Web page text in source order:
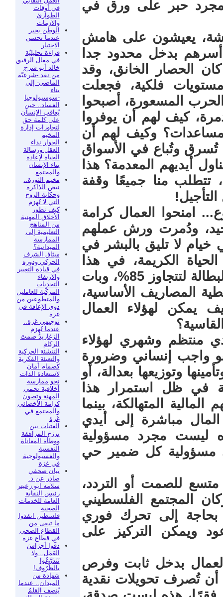
في أوقات
الطوارئ
والازمات
الوطن بخير
عندما نحسن
الاختيار
قراءة تحليليّة
في مقال الرفيق
خالد أبو شرخ
من نقد -شرعيّة
الماضي- إلى
بناء
-سوسيولوجيا
الفساد.. حين
يُعاقب الإنسان
على كلمة حق
لتجاوزات إدارة
المخيم
الحوار نداء
العقل ورسالة
الحياة لإعادة
بناء الإنسان
والمجتمع
مخيم الثورة..
نبض الذاكرة
وحكاية الروح
التي لا تُهزم
كيف نطور
الأخلاق المهنية
من المناهج
التعليمية إلى
الممارسة
الميدانية؟
ميثاق الشرف
الحركي ودوره
في قيادة التغيير
والارتقاء
التحديات
المركّبة للعاملين
والمتطوعين من
ذوي الإعاقة في
غزة
توجيهي غزة..
عندما تُهزم
الزغاريدُ صمتَ
الركام
التنشئة الحركية
والتعبئة الفكرية
كصمام أمان
لاستعادة الذات
نحو ممارسة
أخلاقية تحمي
المهنة وتصون
كرامة الأخصائي
والمجتمع في
غزة
الفتيات بين
برزخ المراهقة
ووطأة المعاناة
النفسية
والفسيولوجية
في غزة
بيان صحفي
صادر عن د.
سلامه ابو زعيتر
رئيس النقابة
العامة للخدمات
الصحية
فلسطين انقذوا
ما تبقى من
القطاع الصحي
في قطاع غزة
دقّوا أجرَاسَ
العَمَل.. ولا
تَتَذرَّعُوا
بالظُّرُوف!
شهادة من
الميدان.. عندما
يُنصف القلمُ
مجرد حبر على ورق في
يعيشون على هامش
أسرهم بدخل محدود جدا
أكتوبر 2023، حيث كان الحصار الخانق، وقد
فلكية، فجعلت
المسعورة، أصبحوا
كيف لهم أن يوفروا
وكيف لهم أن
تُسرق وتُباع في الأسواق
أيديهم المعدمة؟ هذا
تتطلب منا جميعًا وقفة
امنحوا العمال كرامة
ودُمرت ورش عملهم
لا تليق بالبشر في
الكريمة، في هذا
الواقع المظلم، حيث وزادت معدلات البطالة لتتجاوز 85%، وبات
المصاريف الأساسية،
يمكن لهؤلاء العمال
منتظم وشهري لهؤلاء
واجب إنساني وضرورة
وتوزيعها بعدالة، أو
في ظل استمرار هذا
المتهالكة، بينما
مباشرة إلى أيدي
ليست مجرد مسؤولية
مسؤولية كل ضمير حي
للصمت أو التردد،
المجتمع الفلسطيني
بحاجة إلى تحرك فوري
ويمكن التركيز على
بدخل ثابت وفرص
أن تُصرف تحويلات نقدية